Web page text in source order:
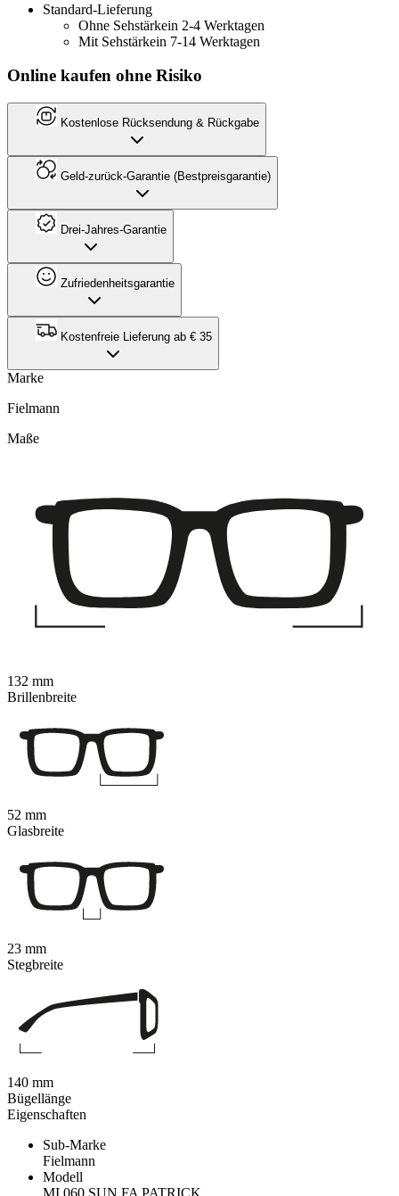
Standard-Lieferung
Ohne Sehstärkein 2-4 Werktagen
Mit Sehstärkein 7-14 Werktagen
Online kaufen ohne Risiko
Kostenlose Rücksendung & Rückgabe
Geld-zurück-Garantie (Bestpreisgarantie)
Drei-Jahres-Garantie
Zufriedenheitsgarantie
Kostenfreie Lieferung ab € 35
Marke
Fielmann
Eigenschaften
Sub-Marke
Fielmann
Modell
MI 060 SUN FA PATRICK
Maße
132 mm
Brillenbreite
52 mm
Glasbreite
23 mm
Stegbreite
140 mm
Bügellänge